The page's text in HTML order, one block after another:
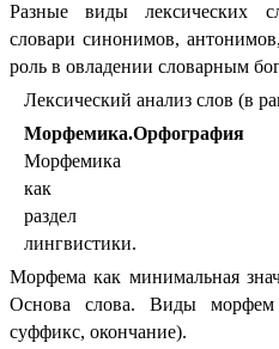
Разные виды лексических
словари синонимов,
роль в овладении словарным
Лексический анализ слов (в
Морфемика.Орфография
Морфемика
как
раздел
лингвистики.
Морфема как минимальная
Основа слова. Виды морфем
суффикс, окончание).